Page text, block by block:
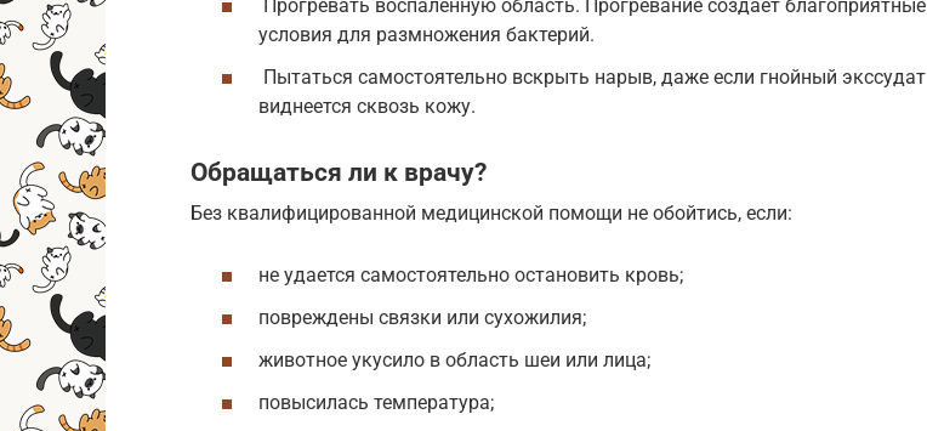
Прогревать воспаленную область. Прогревание создает благоприятные
условия для размножения бактерий.
Пытаться самостоятельно вскрыть нарыв, даже если гнойный экссудат
виднеется сквозь кожу.
Обращаться ли к врачу?
Без квалифицированной медицинской помощи не обойтись, если:
не удается самостоятельно остановить кровь;
повреждены связки или сухожилия;
животное укусило в область шеи или лица;
повысилась температура;